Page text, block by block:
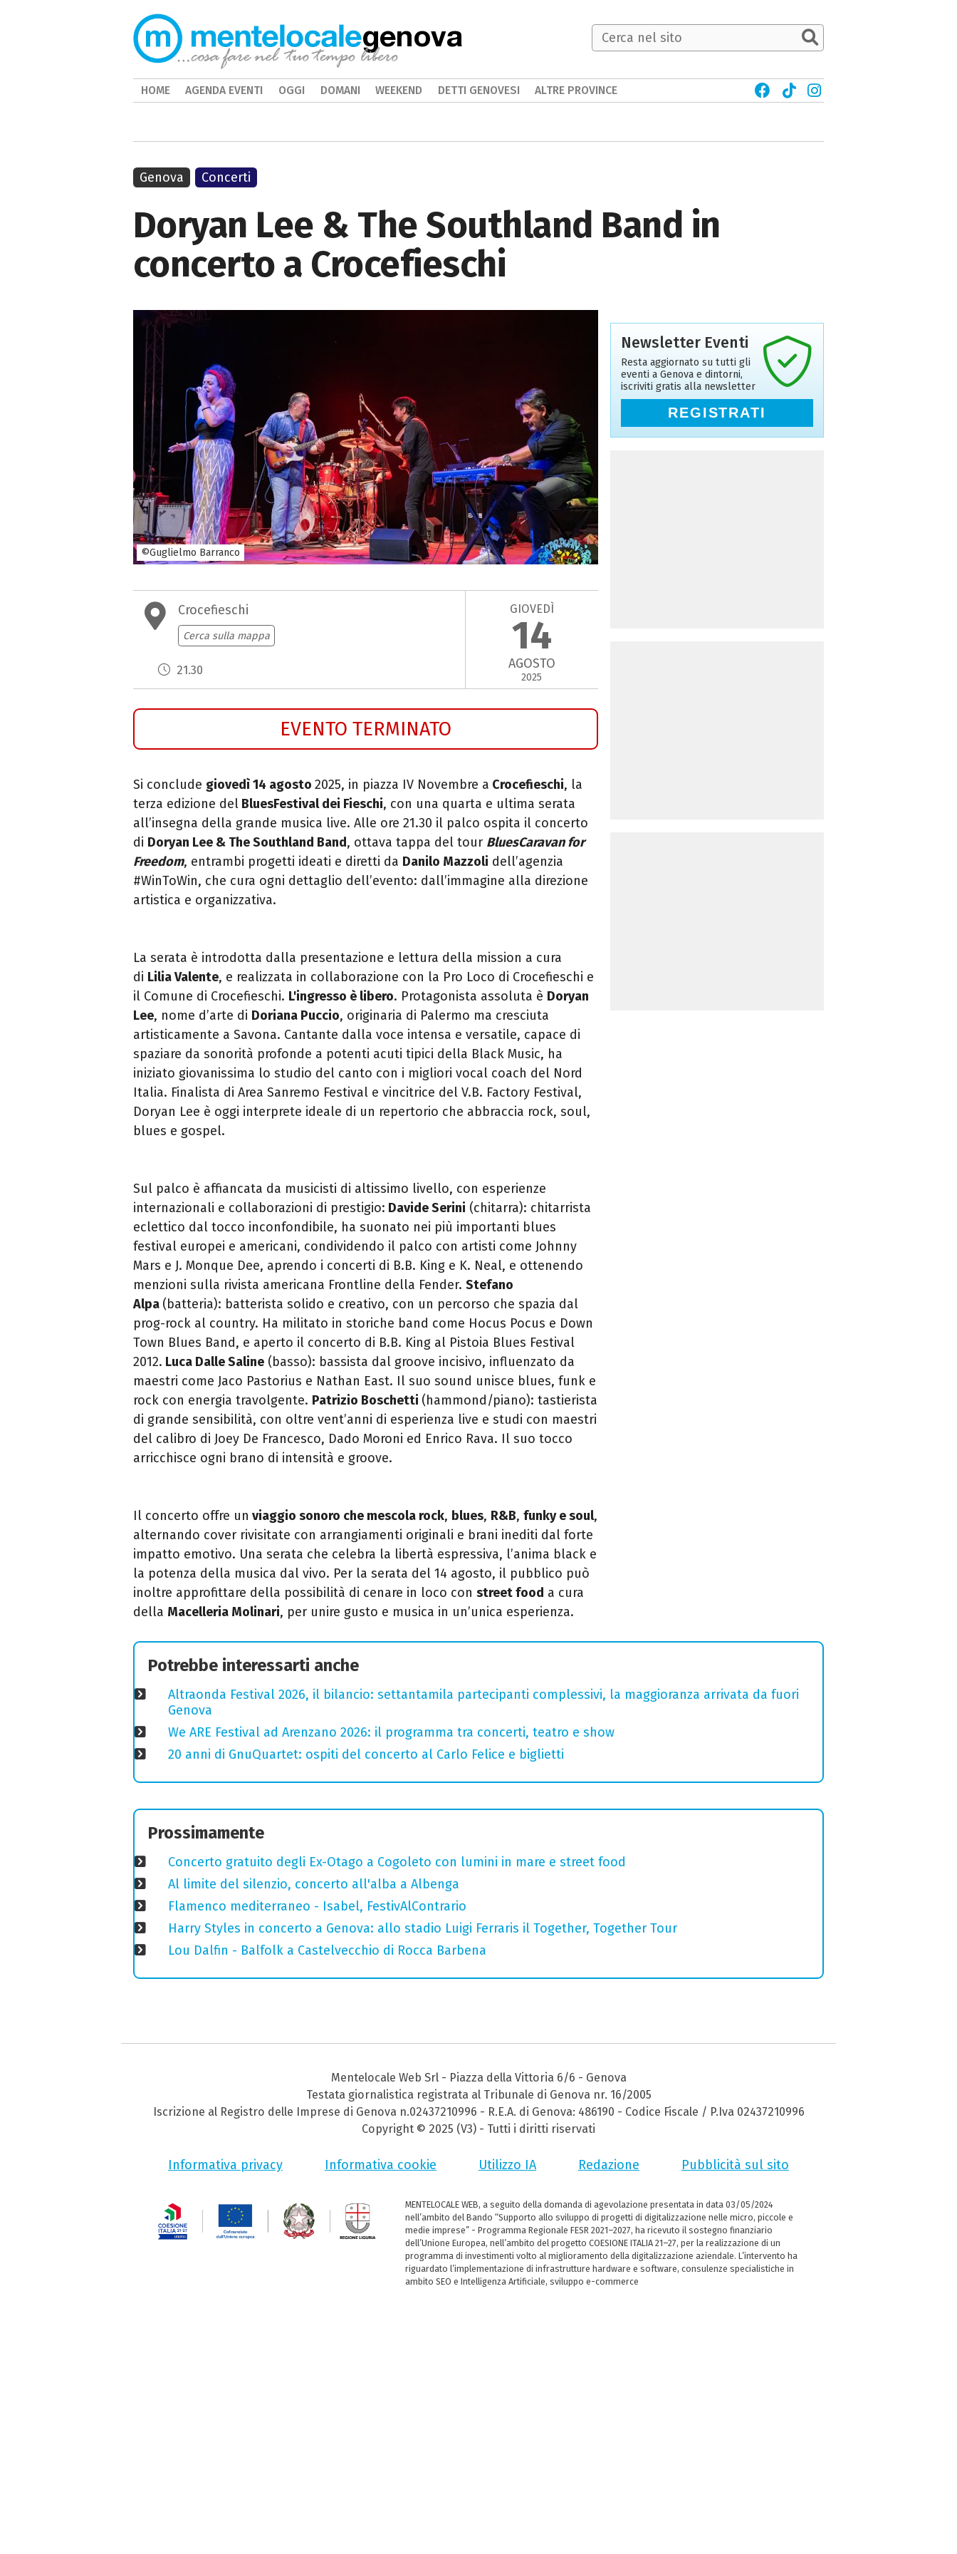
Doryan Lee & The Southland Band in
concerto a Crocefieschi
©Guglielmo Barranco
Crocefieschi
Cerca sulla mappa
21.30
GIOVEDÌ
14
AGOSTO
2025
EVENTO TERMINATO
Si conclude giovedì 14 agosto 2025, in piazza IV Novembre a Crocefieschi, la
terza edizione del BluesFestival dei Fieschi, con una quarta e ultima serata
all’insegna della grande musica live. Alle ore 21.30 il palco ospita il concerto
di Doryan Lee & The Southland Band, ottava tappa del tour BluesCaravan for
Freedom, entrambi progetti ideati e diretti da Danilo Mazzoli dell’agenzia
#WinToWin, che cura ogni dettaglio dell’evento: dall’immagine alla direzione
artistica e organizzativa.
La serata è introdotta dalla presentazione e lettura della mission a cura
di Lilia Valente, e realizzata in collaborazione con la Pro Loco di Crocefieschi e
il Comune di Crocefieschi. L'ingresso è libero. Protagonista assoluta è Doryan
Lee, nome d’arte di Doriana Puccio, originaria di Palermo ma cresciuta
artisticamente a Savona. Cantante dalla voce intensa e versatile, capace di
spaziare da sonorità profonde a potenti acuti tipici della Black Music, ha
iniziato giovanissima lo studio del canto con i migliori vocal coach del Nord
Italia. Finalista di Area Sanremo Festival e vincitrice del V.B. Factory Festival,
Doryan Lee è oggi interprete ideale di un repertorio che abbraccia rock, soul,
blues e gospel.
Sul palco è affiancata da musicisti di altissimo livello, con esperienze
internazionali e collaborazioni di prestigio: Davide Serini (chitarra): chitarrista
eclettico dal tocco inconfondibile, ha suonato nei più importanti blues
festival europei e americani, condividendo il palco con artisti come Johnny
Mars e J. Monque Dee, aprendo i concerti di B.B. King e K. Neal, e ottenendo
menzioni sulla rivista americana Frontline della Fender. Stefano
Alpa (batteria): batterista solido e creativo, con un percorso che spazia dal
prog-rock al country. Ha militato in storiche band come Hocus Pocus e Down
Town Blues Band, e aperto il concerto di B.B. King al Pistoia Blues Festival
2012. Luca Dalle Saline (basso): bassista dal groove incisivo, influenzato da
maestri come Jaco Pastorius e Nathan East. Il suo sound unisce blues, funk e
rock con energia travolgente. Patrizio Boschetti (hammond/piano): tastierista
di grande sensibilità, con oltre vent’anni di esperienza live e studi con maestri
del calibro di Joey De Francesco, Dado Moroni ed Enrico Rava. Il suo tocco
arricchisce ogni brano di intensità e groove.
Il concerto offre un viaggio sonoro che mescola rock, blues, R&B, funky e soul,
alternando cover rivisitate con arrangiamenti originali e brani inediti dal forte
impatto emotivo. Una serata che celebra la libertà espressiva, l’anima black e
la potenza della musica dal vivo. Per la serata del 14 agosto, il pubblico può
inoltre approfittare della possibilità di cenare in loco con street food a cura
della Macelleria Molinari, per unire gusto e musica in un’unica esperienza.
Genova Concerti
Newsletter Eventi
Resta aggiornato su tutti gli
eventi a Genova e dintorni,
iscriviti gratis alla newsletter
REGISTRATI
Potrebbe interessarti anche
Altraonda Festival 2026, il bilancio: settantamila partecipanti complessivi, la maggioranza arrivata da fuori
Genova
We ARE Festival ad Arenzano 2026: il programma tra concerti, teatro e show
20 anni di GnuQuartet: ospiti del concerto al Carlo Felice e biglietti
Prossimamente
Concerto gratuito degli Ex-Otago a Cogoleto con lumini in mare e street food
Al limite del silenzio, concerto all'alba a Albenga
Flamenco mediterraneo - Isabel, FestivAlContrario
Harry Styles in concerto a Genova: allo stadio Luigi Ferraris il Together, Together Tour
Lou Dalfin - Balfolk a Castelvecchio di Rocca Barbena
genova
HOME AGENDA EVENTI OGGI DOMANI WEEKEND DETTI GENOVESI ALTRE PROVINCE
Mentelocale Web Srl - Piazza della Vittoria 6/6 - Genova
Testata giornalistica registrata al Tribunale di Genova nr. 16/2005
Iscrizione al Registro delle Imprese di Genova n.02437210996 - R.E.A. di Genova: 486190 - Codice Fiscale / P.Iva 02437210996
Copyright © 2025 (V3) - Tutti i diritti riservati
Informativa privacy Informativa cookie Utilizzo IA Redazione Pubblicità sul sito
MENTELOCALE WEB, a seguito della domanda di agevolazione presentata in data 03/05/2024
nell’ambito del Bando “Supporto allo sviluppo di progetti di digitalizzazione nelle micro, piccole e
medie imprese” - Programma Regionale FESR 2021–2027, ha ricevuto il sostegno finanziario
dell’Unione Europea, nell’ambito del progetto COESIONE ITALIA 21–27, per la realizzazione di un
programma di investimenti volto al miglioramento della digitalizzazione aziendale. L’intervento ha
riguardato l’implementazione di infrastrutture hardware e software, consulenze specialistiche in
ambito SEO e Intelligenza Artificiale, sviluppo e-commerce